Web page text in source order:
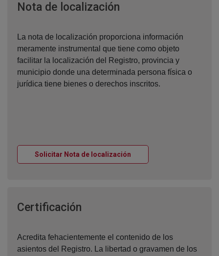
Nota de localización
La nota de localización proporciona información
meramente instrumental que tiene como objeto
facilitar la localización del Registro, provincia y
municipio donde una determinada persona física o
jurídica tiene bienes o derechos inscritos.
Solicitar Nota de localización
Certificación
Acredita fehacientemente el contenido de los
asientos del Registro. La libertad o gravamen de los